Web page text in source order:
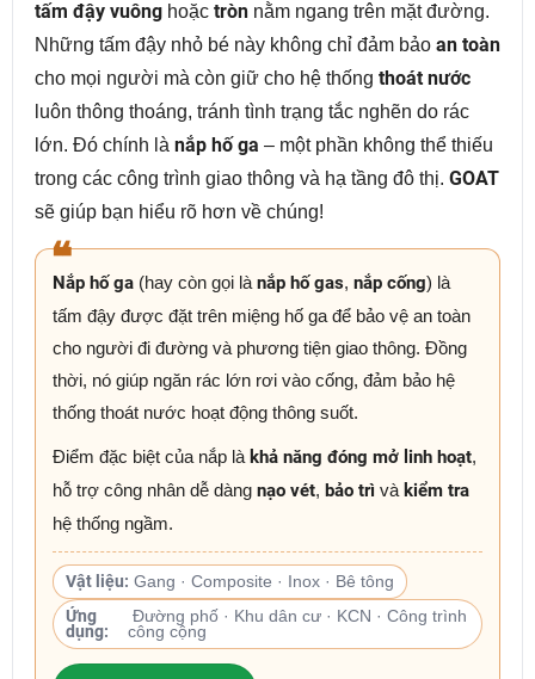
tấm đậy vuông hoặc tròn nằm ngang trên mặt đường.
Những tấm đậy nhỏ bé này không chỉ đảm bảo an toàn
cho mọi người mà còn giữ cho hệ thống thoát nước
luôn thông thoáng, tránh tình trạng tắc nghẽn do rác
lớn. Đó chính là nắp hố ga – một phần không thể thiếu
trong các công trình giao thông và hạ tầng đô thị. GOAT
sẽ giúp bạn hiểu rõ hơn về chúng!
❝
Nắp hố ga (hay còn gọi là nắp hố gas, nắp cống) là
tấm đậy được đặt trên miệng hố ga để bảo vệ an toàn
cho người đi đường và phương tiện giao thông. Đồng
thời, nó giúp ngăn rác lớn rơi vào cống, đảm bảo hệ
thống thoát nước hoạt động thông suốt.
Điểm đặc biệt của nắp là khả năng đóng mở linh hoạt,
hỗ trợ công nhân dễ dàng nạo vét, bảo trì và kiểm tra
hệ thống ngầm.
Vật liệu: Gang · Composite · Inox · Bê tông
Ứng
dụng:
Đường phố · Khu dân cư · KCN · Công trình
công cộng